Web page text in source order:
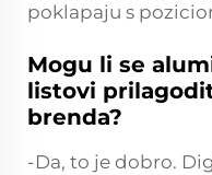
poklapaju s
Mogu li se
listovi
brenda?
-Da, to je dobro.